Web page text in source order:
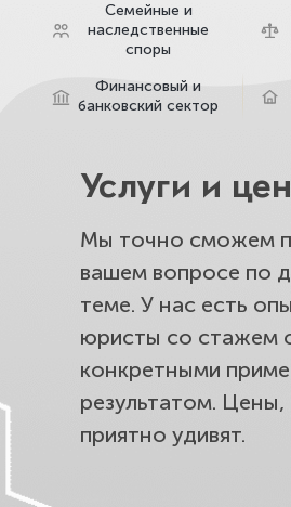
Семейные и
наследственные
споры
Финансовый и
банковский сектор
Услуги и
Мы точно сможем
вашем вопросе по
теме. У нас есть
юристы со стажем
конкретными
результатом. Цены,
приятно удивят.